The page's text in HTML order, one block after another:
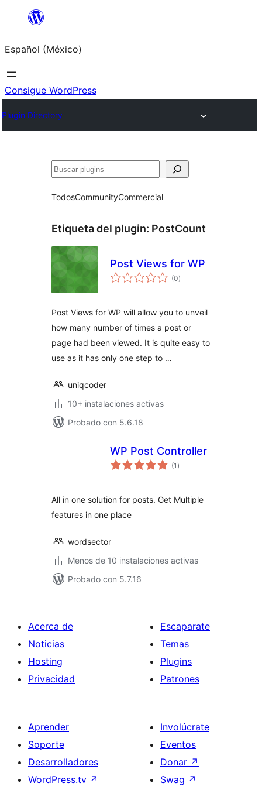
Saltar
contenido
Español (México)
Consigue WordPress
Plugin Directory
Buscar
TodosCommunityCommercial
Etiqueta del plugin: PostCount
Post Views for WP
(0total
de
)
Post Views for WP will allow you to unveil
how many number of times a post or
page had been viewed. It is quite easy to
use as it has only one step to …
uniqcoder
10+ instalaciones activas
Probado con 5.6.18
WP Post Controller
(1 total
de
)
All in one solution for posts. Get Multiple
features in one place
wordsector
Menos de 10 instalaciones activas
Probado con 5.7.16
Acerca de
Noticias
Hosting
Privacidad
Escaparate
Temas
Plugins
Patrones
Aprender
Soporte
Desarrolladores
WordPress.tv ↗
Involúcrate
Eventos
Donar ↗
Swag ↗